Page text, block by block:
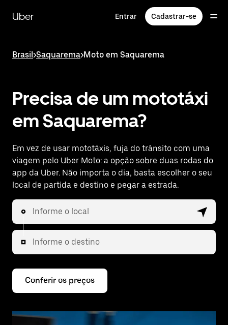
paraUber Entrar Cadastrar-se
Brasil>Saquarema>Moto em Saquarema
Precisa de um mototáxi
em Saquarema?
Em vez de usar mototáxis, fuja do trânsito com uma
viagem pelo Uber Moto: a opção sobre duas rodas do
app da Uber. Não importa o dia, basta escolher o seu
local de partida e destino e pegar a estrada.
Informe o local
Informe o destino
Conferir os preços